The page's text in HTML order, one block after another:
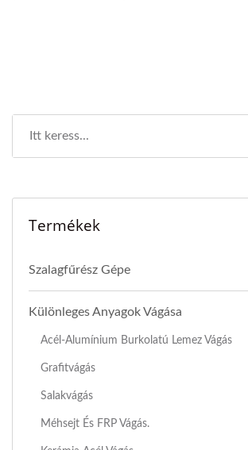
Termékek
Szalagfűrész Gépe
Különleges Anyagok Vágása
Acél-Alumínium Burkolatú Lemez Vágás
Grafitvágás
Salakvágás
Méhsejt És FRP Vágás.